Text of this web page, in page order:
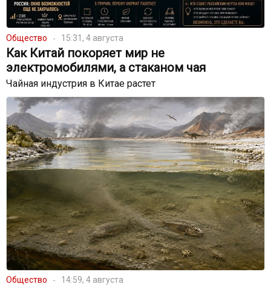
Общество 15:31, 4 августа
Как Китай покоряет мир не
электромобилями, а стаканом чая
Чайная индустрия в Китае растет
Общество 14:59, 4 августа